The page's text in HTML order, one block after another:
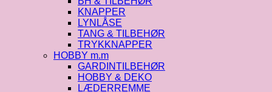
KNAPPER
LYNLÅSE
TANG & TILBEHØR
TRYKKNAPPER
HOBBY m.m
GARDINTILBEHØR
HOBBY & DEKO
LÆDERREMME